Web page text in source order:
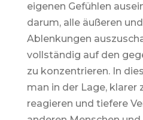
eigenen Gefühlen
darum, alle äußeren
Ablenkungen
vollständig auf den
zu konzentrieren. In
man in der Lage, klarer
reagieren und tiefere